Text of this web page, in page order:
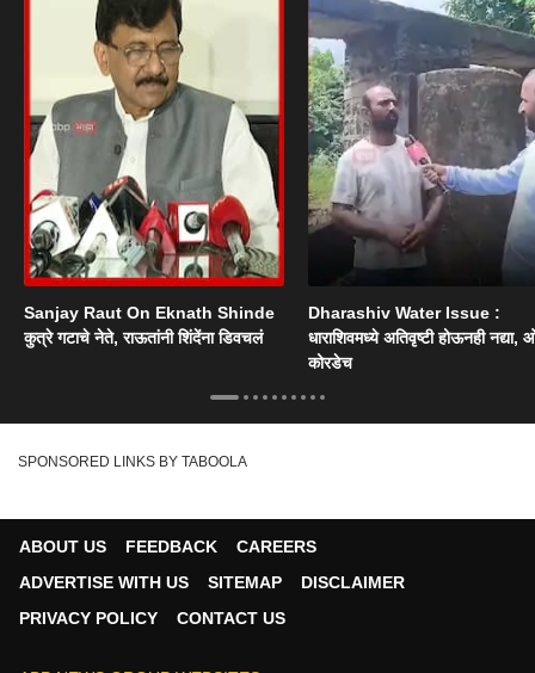
Sanjay Raut On Eknath Shinde
कुत्रे गटाचे नेते, राऊतांनी शिंदेंना डिवचलं
Dharashiv Water Issue :
धाराशिवमध्ये अतिवृष्टी होऊनही नद्या,
कोरडेच
SPONSORED LINKS BY TABOOLA
ABOUT US FEEDBACK
CAREERS
ADVERTISE WITH US
SITEMAP
DISCLAIMER
PRIVACY POLICY
CONTACT US